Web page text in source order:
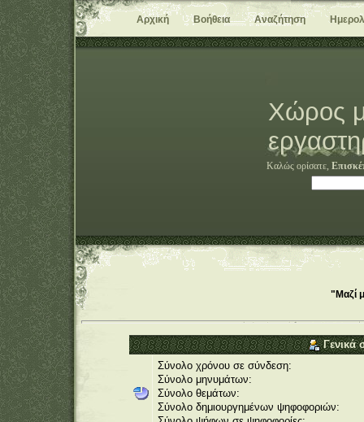
Αρχική Βοήθεια Αναζήτηση
Χώρος
Καλώς ορίσατε,
"Μαζί
Γενικά
Σύνολο χρόνου σε σύνδεση:
Σύνολο μηνυμάτων:
Σύνολο θεμάτων:
Σύνολο δημιουργημένων ψηφοφοριών: